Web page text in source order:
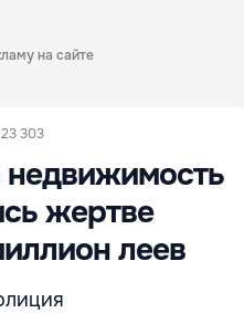
на сайте
23 303
недвижимость
жертве
леев